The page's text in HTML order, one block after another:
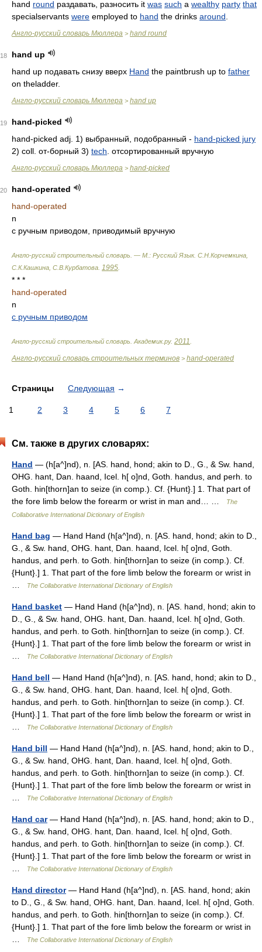
hand round раздавать, разносить it was such a wealthy party that
specialservants were employed to hand the drinks around
Англо-русский словарь Мюллера > hand round
18
hand up
hand up подавать снизу вверх Hand the paintbrush up to father
on theladder.
Англо-русский словарь Мюллера > hand up
19
hand-picked
hand-picked adj. 1) выбранный, подобранный - hand-picked jury
2) coll. от-борный 3) tech . отсортированный вручную
Англо-русский словарь Мюллера > hand-picked
20
hand-operated
hand-operated
n
с ручным приводом, приводимый вручную
Англо-русский строительный словарь. — М.: Русский Язык. С.Н.Корчемкина,
С.К.Кашкина, С.В.Курбатова 1995
* * *
hand-operated
n
с ручным приводом
Англо-русский строительный словарь Академик.ру. 2011
Англо-русский словарь строительных терминов > hand-operated
Страницы Следующая →
1 2 3 4 5 6 7
См. также в других словарях:
Hand — (h[a^]nd), n. [AS. hand, hond; akin to D., G., & Sw. hand,
OHG. hant, Dan. haand, Icel. h[ o]nd, Goth. handus, and perh. to
Goth. hin[thorn]an to seize (in comp.). Cf. {Hunt}.] 1. That part of
the fore limb below the forearm or wrist in man and… …
The
Collaborative International Dictionary of English
Hand bag — Hand Hand (h[a^]nd), n. [AS. hand, hond; akin to D.,
G., & Sw. hand, OHG. hant, Dan. haand, Icel. h[ o]nd, Goth.
handus, and perh. to Goth. hin[thorn]an to seize (in comp.). Cf.
{Hunt}.] 1. That part of the fore limb below the forearm or wrist in
The Collaborative International Dictionary of English
Hand basket — Hand Hand (h[a^]nd), n. [AS. hand, hond; akin to
D., G., & Sw. hand, OHG. hant, Dan. haand, Icel. h[ o]nd, Goth.
handus, and perh. to Goth. hin[thorn]an to seize (in comp.). Cf.
{Hunt}.] 1. That part of the fore limb below the forearm or wrist in
The Collaborative International Dictionary of English
Hand bell — Hand Hand (h[a^]nd), n. [AS. hand, hond; akin to D.,
G., & Sw. hand, OHG. hant, Dan. haand, Icel. h[ o]nd, Goth.
handus, and perh. to Goth. hin[thorn]an to seize (in comp.). Cf.
{Hunt}.] 1. That part of the fore limb below the forearm or wrist in
The Collaborative International Dictionary of English
Hand bill — Hand Hand (h[a^]nd), n. [AS. hand, hond; akin to D.,
G., & Sw. hand, OHG. hant, Dan. haand, Icel. h[ o]nd, Goth.
handus, and perh. to Goth. hin[thorn]an to seize (in comp.). Cf.
{Hunt}.] 1. That part of the fore limb below the forearm or wrist in
The Collaborative International Dictionary of English
Hand car— Hand Hand (h[a^]nd), n. [AS. hand, hond; akin to D.,
G., & Sw. hand, OHG. hant, Dan. haand, Icel. h[ o]nd, Goth.
handus, and perh. to Goth. hin[thorn]an to seize (in comp.). Cf.
{Hunt}.] 1. That part of the fore limb below the forearm or wrist in
The Collaborative International Dictionary of English
Hand director— Hand Hand (h[a^]nd), n. [AS. hand, hond; akin
to D., G., & Sw. hand, OHG. hant, Dan. haand, Icel. h[ o]nd, Goth.
handus, and perh. to Goth. hin[thorn]an to seize (in comp.). Cf.
{Hunt}.] 1. That part of the fore limb below the forearm or wrist in
The Collaborative International Dictionary of English